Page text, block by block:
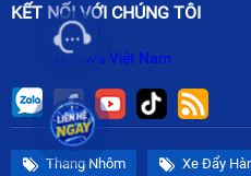
KẾT NỐI VỚI CHÚNG TÔI
Nikawa Việt Nam
Thang Nhôm Xe Đẩy